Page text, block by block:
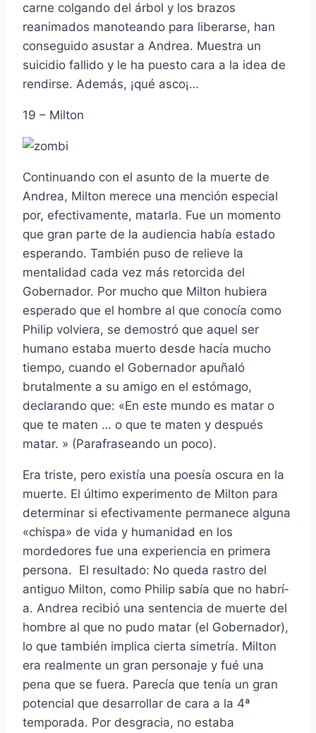
carne colgando del árbol y los brazos
reanimados manoteando para liberarse, han
conseguido asustar a Andrea. Muestra un
suicidio fallido y le ha puesto cara a la idea de
rendirse. Además, ¡qué asco¡…
19 – Milton
Continuando con el asunto de la muerte de
Andrea, Milton merece una mención especial
por, efectivamente, matarla. Fue un momento
que gran parte de la audiencia habí­a estado
esperando. También puso de relieve la
mentalidad cada vez más retorcida del
Gobernador. Por mucho que Milton hubiera
esperado que el hombre al que conocí­a como
Philip volviera, se demostró que aquel ser
humano estaba muerto desde hací­a mucho
tiempo, cuando el Gobernador apuñaló
brutalmente a su amigo en el estómago,
declarando que: «En este mundo es matar o
que te maten … o que te maten y después
matar. » (Parafraseando un poco).
Era triste, pero existí­a una poesí­a oscura en la
muerte. El último experimento de Milton para
determinar si efectivamente permanece alguna
«chispa» de vida y humanidad en los
mordedores fue una experiencia en primera
persona. El resultado: No queda rastro del
antiguo Milton, como Philip sabí­a que no habrí­
a. Andrea recibió una sentencia de muerte del
hombre al que no pudo matar (el Gobernador),
lo que también implica cierta simetrí­a. Milton
era realmente un gran personaje y fué una
pena que se fuera. Parecí­a que tení­a un gran
potencial que desarrollar de cara a la 4ª
temporada. Por desgracia, no estaba